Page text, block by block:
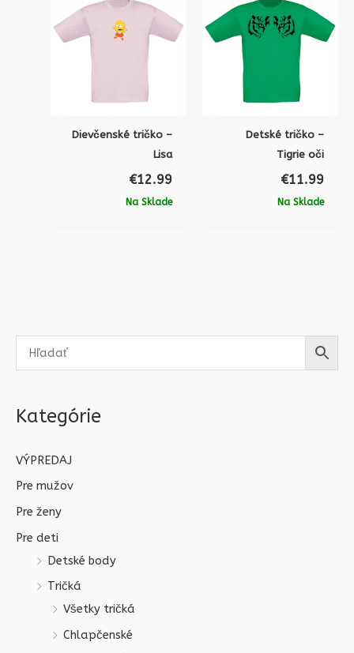
Kategórie
VÝPREDAJ
Pre mužov
Pre ženy
Pre deti
Detské body
Tričká
Všetky tričká
Chlapčenské
Dievčenské tričko –
Lisa
€12.99
Na Sklade
Detské tričko –
Tigrie oči
€11.99
Na Sklade